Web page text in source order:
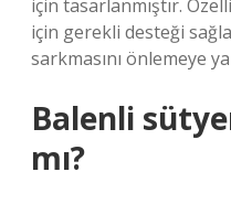
için tasarlanmıştır.
için gerekli desteği
sarkmasını önlemeye
Balenli
mı?